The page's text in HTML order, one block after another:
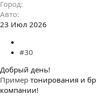
Город
Авто
23 Июл 2026
#30
Добрый день!
Пример тонирования и
компании!